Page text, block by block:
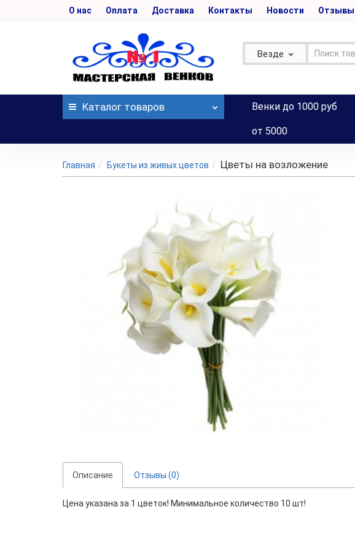
О нас Оплата Доставка Контакты Новости Отзывы
Везде
Каталог товаров Венки до 1000 руб
от 5000
Главная Букеты из живых цветов Цветы на возложение
Описание Отзывы (0)
Цена указана за 1 цветок! Минимальное количество 10 шт!